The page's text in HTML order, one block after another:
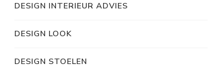
DESIGN INTERIEUR ADVIES
DESIGN LOOK
DESIGN STOELEN